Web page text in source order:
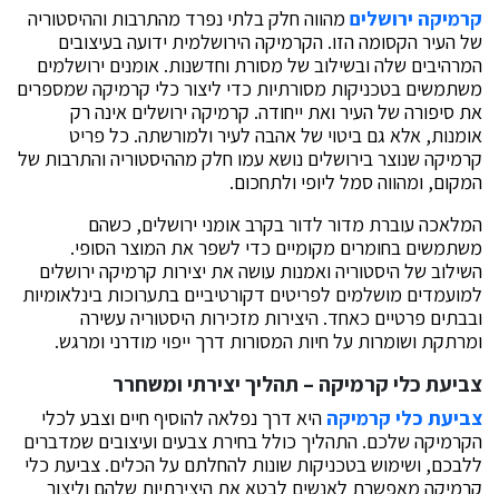
קרמיקה ירושלים מהווה חלק בלתי נפרד מהתרבות וההיסטוריה
של העיר הקסומה הזו. הקרמיקה הירושלמית ידועה בעיצובים
המרהיבים שלה ובשילוב של מסורת וחדשנות. אומנים ירושלמים
משתמשים בטכניקות מסורתיות כדי ליצור כלי קרמיקה שמספרים
את סיפורה של העיר ואת ייחודה. קרמיקה ירושלים אינה רק
אומנות, אלא גם ביטוי של אהבה לעיר ולמורשתה. כל פריט
קרמיקה שנוצר בירושלים נושא עמו חלק מההיסטוריה והתרבות של
המקום, ומהווה סמל ליופי ולתחכום.
המלאכה עוברת מדור לדור בקרב אומני ירושלים, כשהם
משתמשים בחומרים מקומיים כדי לשפר את המוצר הסופי.
השילוב של היסטוריה ואמנות עושה את יצירות קרמיקה ירושלים
למועמדים מושלמים לפריטים דקורטיביים בתערוכות בינלאומיות
ובבתים פרטיים כאחד. היצירות מזכירות היסטוריה עשירה
ומרתקת ושומרות על חיות המסורות דרך ייפוי מודרני ומרגש.
צביעת כלי קרמיקה – תהליך יצירתי ומשחרר
צביעת כלי קרמיקה היא דרך נפלאה להוסיף חיים וצבע לכלי
הקרמיקה שלכם. התהליך כולל בחירת צבעים ועיצובים שמדברים
ללבכם, ושימוש בטכניקות שונות להחלתם על הכלים. צביעת כלי
קרמיקה מאפשרת לאנשים לבטא את היצירתיות שלהם וליצור